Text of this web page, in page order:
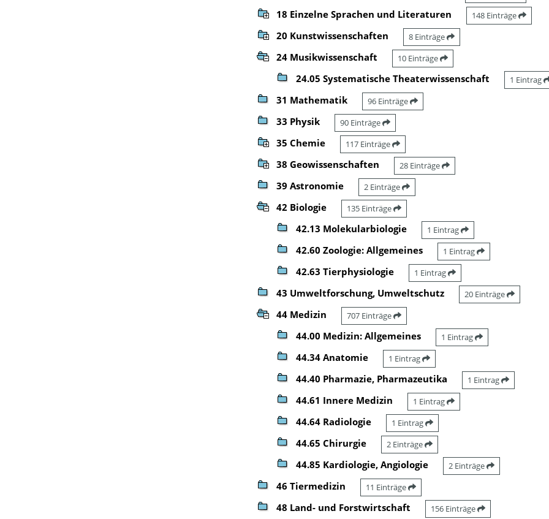
18 Einzelne Sprachen und Literaturen 148 Einträge
20 Kunstwissenschaften 8 Einträge
24 Musikwissenschaft 10 Einträge
24.05 Systematische Theaterwissenschaft 1 Eintrag
31 Mathematik 96 Einträge
33 Physik 90 Einträge
35 Chemie 117 Einträge
38 Geowissenschaften 28 Einträge
39 Astronomie 2 Einträge
42 Biologie 135 Einträge
42.13 Molekularbiologie 1 Eintrag
42.60 Zoologie: Allgemeines 1 Eintrag
42.63 Tierphysiologie 1 Eintrag
43 Umweltforschung, Umweltschutz 20 Einträge
44 Medizin 707 Einträge
44.00 Medizin: Allgemeines 1 Eintrag
44.34 Anatomie 1 Eintrag
44.40 Pharmazie, Pharmazeutika 1 Eintrag
44.61 Innere Medizin 1 Eintrag
44.64 Radiologie 1 Eintrag
44.65 Chirurgie 2 Einträge
44.85 Kardiologie, Angiologie 2 Einträge
46 Tiermedizin 11 Einträge
48 Land- und Forstwirtschaft 156 Einträge